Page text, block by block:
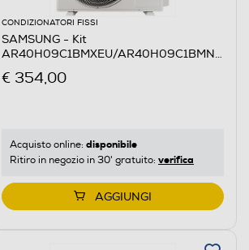
CONDIZIONATORI FISSI
SAMSUNG - Kit
AR40H09C1BMXEU/AR40H09C1BMNEU-
€ 354,00
Acquisto online: disponibile
Ritiro in negozio in 30' gratuito: verifica
AGGIUNGI